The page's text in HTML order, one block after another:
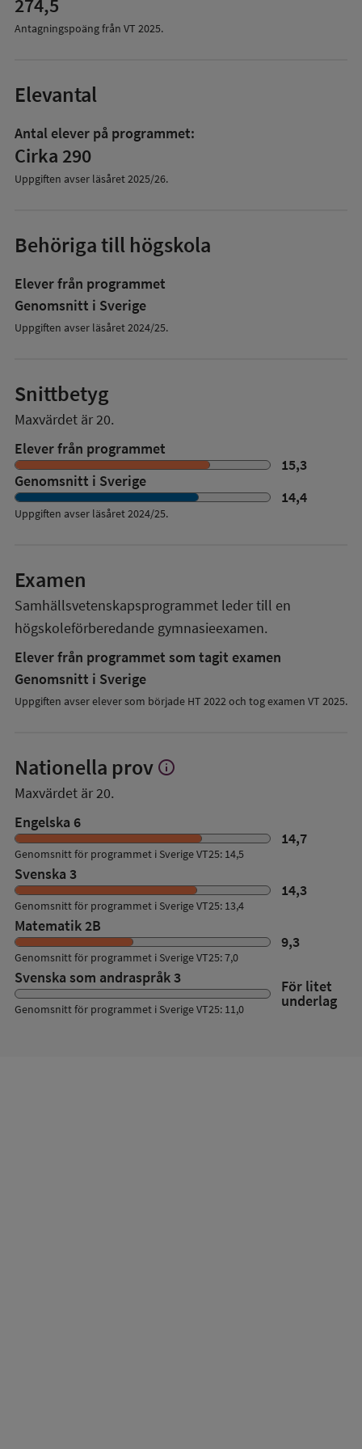
274,5
Antagningspoäng från VT 2025.
Elevantal
Antal elever på programmet:
Cirka 290
Uppgiften avser läsåret2025/26.
Behöriga till högskola
Elever från programmet
Genomsnitt i Sverige
Uppgiften avser läsåret 2024/25.
Snittbetyg
Maxvärdet är 20.
Elever från programmet
15,3
Genomsnitt i Sverige
14,4
Uppgiften avser läsåret2024/25.
Examen
Samhällsvetenskapsprogrammet leder till en
högskoleförberedande gymnasieexamen.
Elever från programmet som tagit examen
Genomsnitt i Sverige
Uppgiften avser elever som började HT 2022 och tog examen VT 2025.
Nationella prov Visa
prov
info
Maxvärdet är 20.
Engelska 6
14,7
Genomsnitt för programmet i Sverige VT25: 14,5
Svenska 3
14,3
Genomsnitt för programmet i Sverige VT25: 13,4
Matematik 2B
9,3
Genomsnitt för programmet i Sverige VT25: 7,0
Svenska som andraspråk 3 För litet
underlag
Genomsnitt för programmet i Sverige VT25: 11,0